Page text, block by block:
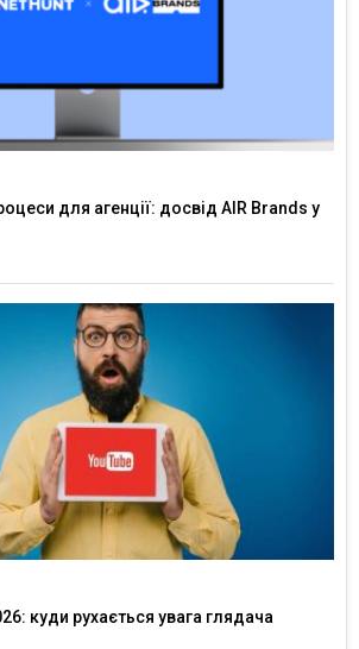
для агенції: досвід AIR Brands у
куди рухається увага глядача